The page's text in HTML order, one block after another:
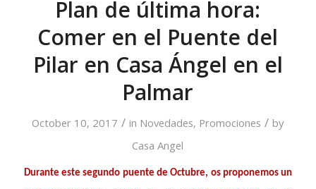
Plan de última hora:
Comer en el Puente del
Pilar en Casa Ángel en el
Palmar
October 10, 2017 / in Novedades, Promociones / by
Casa Angel
Durante este segundo puente de Octubre, os proponemos un